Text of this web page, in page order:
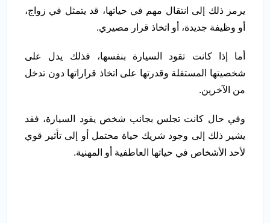
يرمز ذلك إلى انتقال مهم في حياتها، قد يتمثل في زواج،
أو وظيفة جديدة، أو اتخاذ قرار مصيري.
أما إذا كانت تقود السيارة بنفسها، فذلك يدل على
شخصيتها المستقلة وقدرتها على اتخاذ قراراتها دون تدخل
من الآخرين.
وفي حال كانت تجلس بجانب شخص يقود السيارة، فقد
يشير ذلك إلى وجود شريك حياة محتمل أو إلى تأثير قوي
لأحد الأشخاص في حياتها العاطفية أو المهنية.